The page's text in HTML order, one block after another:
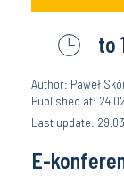
to
Author: Paweł
Published at:
Last update:
E-